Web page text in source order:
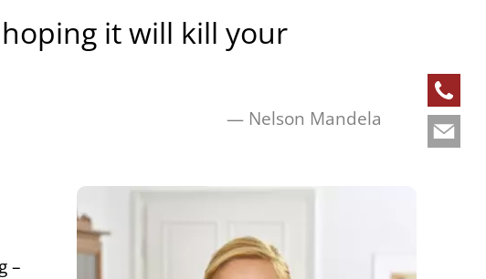
it will kill your
Nelson Mandela
–